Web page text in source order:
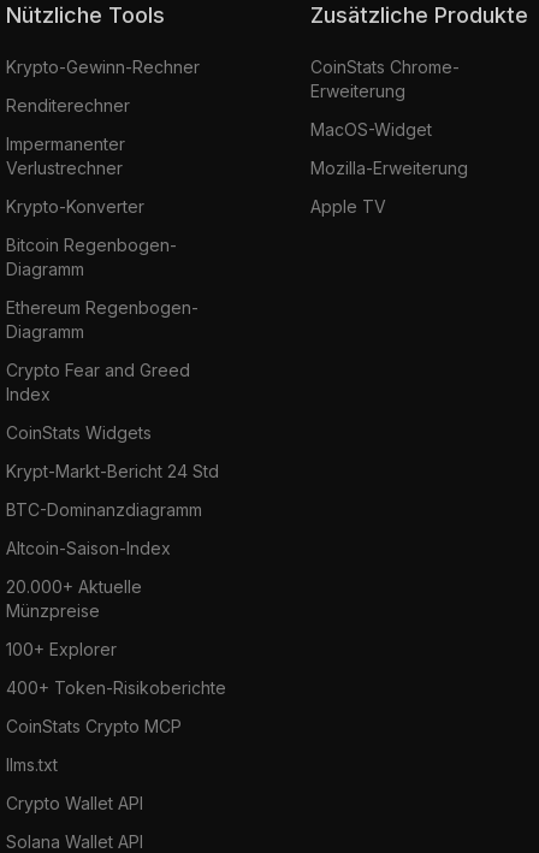
Nützliche Tools
Krypto-Gewinn-Rechner
Renditerechner
Impermanenter
Verlustrechner
Krypto-Konverter
Bitcoin Regenbogen-
Diagramm
Ethereum Regenbogen-
Diagramm
Crypto Fear and Greed
Index
CoinStats Widgets
Krypt-Markt-Bericht 24 Std
BTC-Dominanzdiagramm
Altcoin-Saison-Index
20.000+ Aktuelle
Münzpreise
100+ Explorer
400+ Token-Risikoberichte
CoinStats Crypto MCP
llms.txt
Crypto Wallet API
Solana Wallet API
Zusätzliche Produkte
CoinStats Chrome-
Erweiterung
MacOS-Widget
Mozilla-Erweiterung
Apple TV